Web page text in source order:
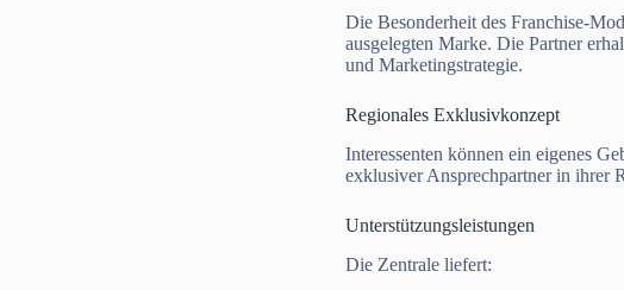
Die Besonderheit des Franchise-
ausgelegten Marke. Die Partner
und Marketingstrategie.
Regionales Exklusivkonzept
Interessenten können ein eigenes
exklusiver Ansprechpartner in ihrer
Unterstützungsleistungen
Die Zentrale liefert: